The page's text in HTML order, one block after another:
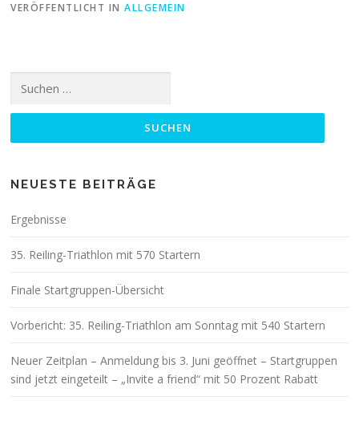
VERÖFFENTLICHT INALLGEMEIN
nach:
NEUESTE BEITRÄGE
Ergebnisse
35. Reiling-Triathlon mit 570 Startern
Finale Startgruppen-Übersicht
Vorbericht: 35. Reiling-Triathlon am Sonntag mit 540 Startern
Neuer Zeitplan – Anmeldung bis 3. Juni geöffnet – Startgruppen
sind jetzt eingeteilt – „Invite a friend“ mit 50 Prozent Rabatt